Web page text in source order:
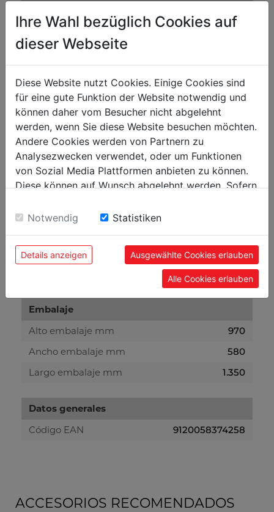
225
Capacidad de corte tubo macizo Ø 45° mm
Capacidad de corte LxA a 45° mm
160x160
Capacidad de corte LxA a 60° mm
100x100
Sierra de cinta
Dimensiones lija mm
2450 x 27 x 0,9
Peso neto kg
195
235
Embalaje
Alto embalaje mm
970
Ancho embalaje mm
580
Largo embalaje mm
1.350
Datos generales
Código EAN
9120058374258
ACCESORIOS RECOMENDADOS
Ihre Wahl bezüglich Cookies auf
dieser Webseite
Diese Website nutzt Cookies. Einige Cookies sind
für eine gute Funktion der Website notwendig und
können daher vom Besucher nicht abgelehnt
werden, wenn Sie diese Website besuchen möchten.
Andere Cookies werden von Partnern zu
Analysezwecken verwendet, oder um Funktionen
von Sozial Media Plattformen anbieten zu können.
Diese können auf Wunsch abgelehnt werden. Sofern
Einwilligung zu unseren Cookies.
Notwendig Statistiken
Details anzeigen Ausgewählte Cookies erlauben
Alle Cookies erlauben